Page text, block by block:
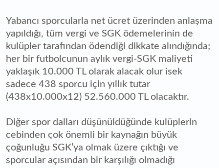
Yabancı sporcularla net ücret üzerinden anlaşma
yapıldığı, tüm vergi ve SGK ödemelerinin de
kulüpler tarafından ödendiği dikkate alındığında;
her bir futbolcunun aylık vergi-SGK maliyeti
yaklaşık 10.000 TL olarak alacak olur isek
sadece 438 sporcu için yıllık tutar
(438x10.000x12) 52.560.000 TL olacaktır.
Diğer spor dalları düşünüldüğünde kulüplerin
cebinden çok önemli bir kaynağın büyük
çoğunluğu SGK’ya olmak üzere çıktığı ve
sporcular açısından bir karşılığı olmadığı